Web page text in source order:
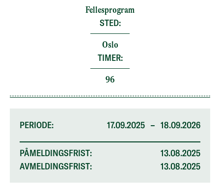
Fellesprogram
STED:
Oslo
TIMER:
96
PERIODE: 17.09.2025 – 18.09.2026
PÅMELDINGSFRIST:
13.08.2025
AVMELDINGSFRIST:
13.08.2025